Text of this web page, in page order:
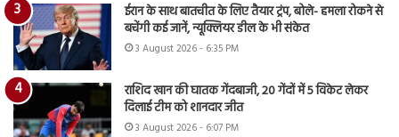
ईरान के साथ बातचीत के लिए तैयार ट्रंप, बोले- हमला रोकने से
बचेंगी कई जानें, न्यूक्लियर डील के भी संकेत
3 August 2026 - 6:35 PM
राशिद खान की घातक गेंदबाजी, 20 गेंदों में 5 विकेट लेकर
दिलाई टीम को शानदार जीत
3 August 2026 - 6:07 PM